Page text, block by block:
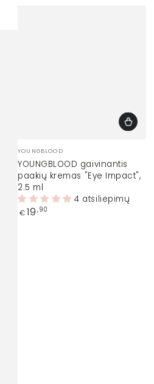
Prekinis
ženklas:
YOUNGBLOOD
YOUNGBLOOD gaivinantis
paakių kremas "Eye Impact",
2.5 ml
4 atsiliepimų
Įprasta
€ 19 ,90